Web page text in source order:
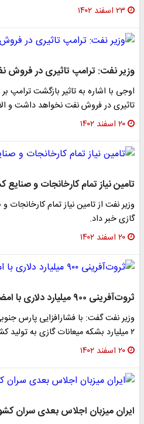
۲۳ اسفند ۱۴۰۲
وزیر نفت: ترامپ تاثیری در فروش
اوجی با اشاره به تاثیر بازگشت ترامپ
تاثیری در فروش نفت نخواهد داشت و
۲۰ اسفند ۱۴۰۲
تامین نیاز تمام کارخانجات و صنایع
وزیر نفت از تامین نیاز تمام کارخانجات و
گازی خبر داد.
۲۰ اسفند ۱۴۰۲
ثروت‌آفرینی ۹۰۰ میلیارد دلاری با امضای قرارداد پارس‌جنوبی
۲۰ اسفند ۱۴۰۲
ایران میزبان اجلاس بعدی سران